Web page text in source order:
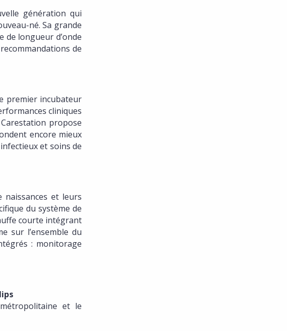
génération qui
né. Sa grande
de longueur d’onde
de
premier incubateur
cliniques
propose
encore mieux
et soins de
naissances et leurs
du système de
courte intégrant
sur l’ensemble du
: monitorage
et le